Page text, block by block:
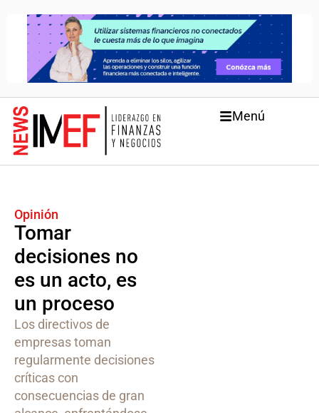
Menú
Opinión
Tomar
decisiones no
es un acto, es
un proceso
Los directivos de
empresas toman
regularmente decisiones
críticas con
consecuencias de gran